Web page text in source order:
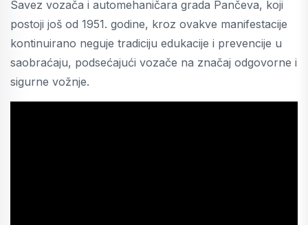
Savez vozača i automehaničara grada Pančeva, koji
postoji još od 1951. godine, kroz ovakve manifestacije
kontinuirano neguje tradiciju edukacije i prevencije u
saobraćaju, podsećajući vozače na značaj odgovorne i
sigurne vožnje.